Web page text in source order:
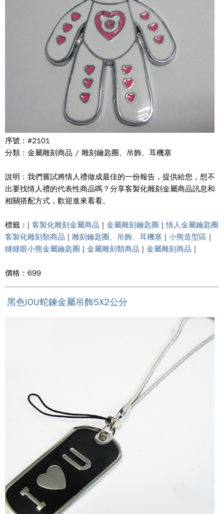
序號 : #2101
分類 : 金屬雕刻商品 / 雕刻鑰匙圈、吊飾、耳機塞
說明 : 我們嘗試將情人禮做成最佳的一份報告，提供給您，想不
出要找情人禮的代表性商品嗎？分享客製化雕刻金屬商品訊息和
相關搭配方式，歡迎進來看看。
標籤 : | 客製化雕刻金屬商品 | 金屬雕刻鑰匙圈 |情人金屬鑰匙圈
客製化雕刻類商品 | 雕刻鑰匙圈、吊飾、耳機塞 | 小熊造型區 |
瞇瞇眼小熊金屬鑰匙圈 | 金屬雕刻類商品 | 金屬雕刻商品 |
價格 : 699
黑色IOU蛇鍊金屬吊飾5X2公分